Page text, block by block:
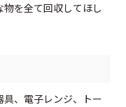
を全て回収してほし
、電子レンジ、トー